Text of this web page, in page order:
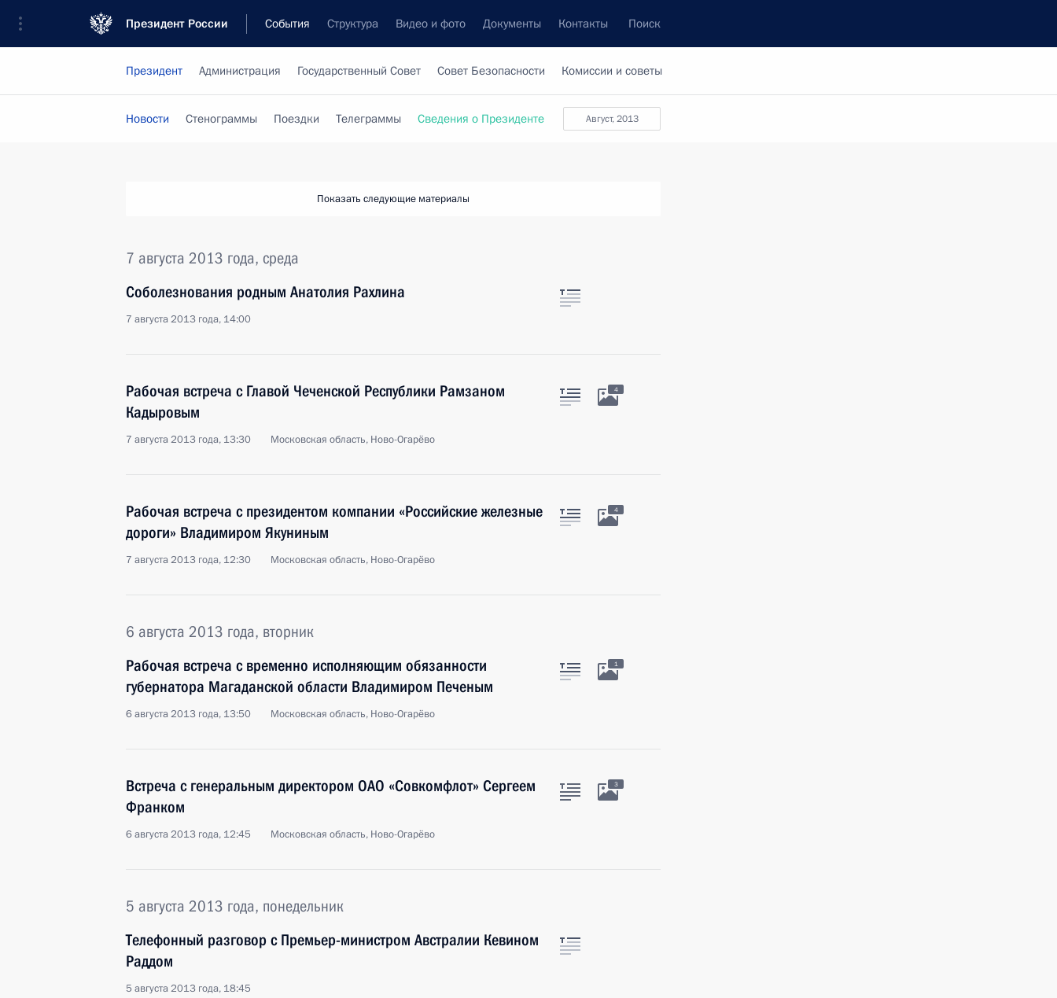
Президент России События Структура Видео и фото Документы Контакты Поиск
Президент Администрация Государственный Совет Совет Безопасности Комиссии и советы
август, 2013
Новости Стенограммы Поездки Телеграммы Сведения о Президенте
Показать следующие материалы
7 августа 2013 года, среда
Соболезнования родным Анатолия Рахлина
7 августа 2013 года, 14:00
Рабочая встреча с Главой Чеченской Республики Рамзаном
Кадыровым
7 августа 2013 года, 13:30 Московская область, Ново-Огарёво
4
Рабочая встреча с президентом компании «Российские железные
дороги» Владимиром Якуниным
7 августа 2013 года, 12:30 Московская область, Ново-Огарёво
4
6 августа 2013 года, вторник
Рабочая встреча с временно исполняющим обязанности
губернатора Магаданской области Владимиром Печеным
6 августа 2013 года, 13:50 Московская область, Ново-Огарёво
1
Встреча с генеральным директором ОАО «Совкомфлот» Сергеем
Франком
6 августа 2013 года, 12:45 Московская область, Ново-Огарёво
3
5 августа 2013 года, понедельник
Телефонный разговор с Премьер-министром Австралии Кевином
Раддом
5 августа 2013 года, 18:45